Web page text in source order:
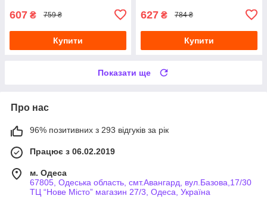
607 ₴ 759 ₴
Купити
627 ₴ 784 ₴
Купити
Показати ще
Про нас
96% позитивних з 293 відгуків за рік
Працює з 06.02.2019
м. Одеса
67805, Одеська область, смт.Авангард, вул.Базова,17/30
ТЦ “Нове Місто” магазин 27/3, Одеса, Україна